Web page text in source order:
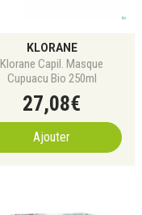
KLORANE
Klorane Capil. Masque
Cupuacu Bio 250ml
27,08€
Ajouter